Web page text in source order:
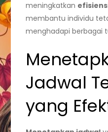
meningkatkan
membantu individu
menghadapi berbagai
Jadwal
yang